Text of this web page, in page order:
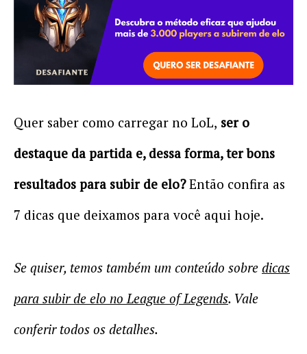
Quer saber como carregar no LoL, ser o
destaque da partida e, dessa forma, ter bons
resultados para subir de elo?Então confira as
7 dicas que deixamos para você aqui hoje.
Se quiser, temos também um conteúdo sobre dicas
para subir de elo no League of Legends. Vale
conferir todos os detalhes.